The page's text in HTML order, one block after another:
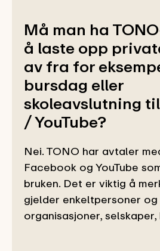
Må man ha
å laste opp
av fra for
bursdag eller
skoleavslutning
/ YouTube?
Nei. TONO har avtaler
Facebook og YouTube
bruken. Det er viktig å
gjelder enkeltpersoner og
organisasjoner, selskaper,